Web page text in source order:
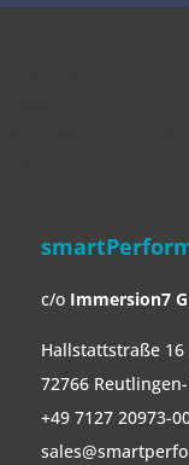
c/o Immersion7
Hallstattstraße 16
72766
+49 7127 20973-